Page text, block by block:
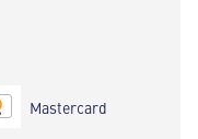
Mastercard